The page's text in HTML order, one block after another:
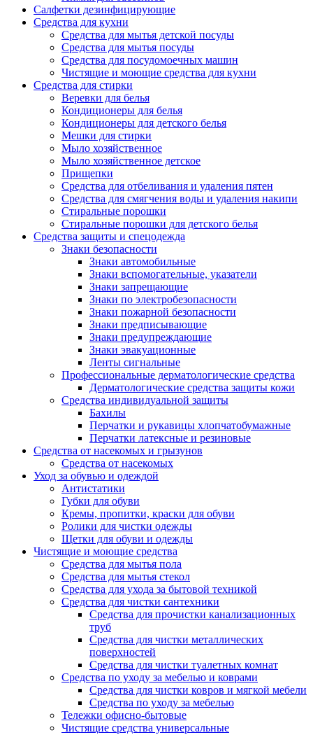
Салфетки дезинфицирующие
Средства для кухни
Средства для мытья детской посуды
Средства для мытья посуды
Средства для посудомоечных машин
Чистящие и моющие средства для кухни
Средства для стирки
Веревки для белья
Кондиционеры для белья
Кондиционеры для детского белья
Мешки для стирки
Мыло хозяйственное
Мыло хозяйственное детское
Прищепки
Средства для отбеливания и удаления пятен
Средства для смягчения воды и удаления накипи
Стиральные порошки
Стиральные порошки для детского белья
Средства защиты и спецодежда
Знаки безопасности
Знаки автомобильные
Знаки вспомогательные, указатели
Знаки запрещающие
Знаки по электробезопасности
Знаки пожарной безопасности
Знаки предписывающие
Знаки предупреждающие
Знаки эвакуационные
Ленты сигнальные
Профессиональные дерматологические средства
Дерматологические средства защиты кожи
Средства индивидуальной защиты
Бахилы
Перчатки и рукавицы хлопчатобумажные
Перчатки латексные и резиновые
Средства от насекомых и грызунов
Средства от насекомых
Уход за обувью и одеждой
Антистатики
Губки для обуви
Кремы, пропитки, краски для обуви
Ролики для чистки одежды
Щетки для обуви и одежды
Чистящие и моющие средства
Средства для мытья пола
Средства для мытья стекол
Средства для ухода за бытовой техникой
Средства для чистки сантехники
Средства для прочистки канализационных
труб
Средства для чистки металлических
поверхностей
Средства для чистки туалетных комнат
Средства по уходу за мебелью и коврами
Средства для чистки ковров и мягкой мебели
Средства по уходу за мебелью
Тележки офисно-бытовые
Чистящие средства универсальные